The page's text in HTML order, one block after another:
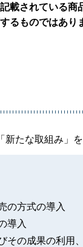
載されている
るものではあり
新たな取組み」
の方式の導入
導入
その成果の利用